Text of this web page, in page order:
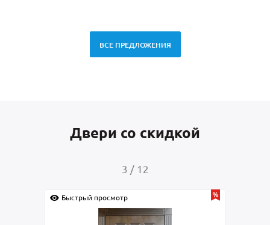
ВСЕ ПРЕДЛОЖЕНИЯ
Двери со скидкой
3 / 12
Быстрый просмотр